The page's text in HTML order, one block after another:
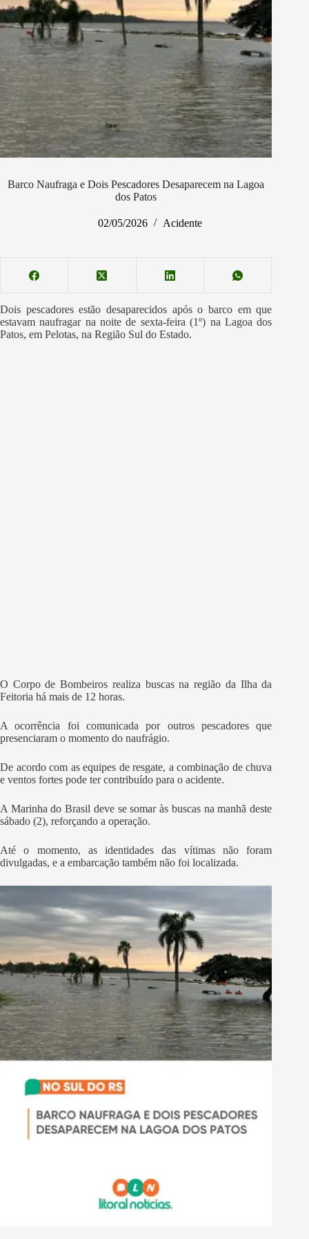
Barco Naufraga e Dois Pescadores Desaparecem na Lagoa
dos Patos
02/05/2026 Acidente
Dois pescadores estão desaparecidos após o barco em que
estavam naufragar na noite de sexta-feira (1º) na Lagoa dos
Patos, em Pelotas, na Região Sul do Estado.
O Corpo de Bombeiros realiza buscas na região da Ilha da
Feitoria há mais de 12 horas.
A ocorrência foi comunicada por outros pescadores que
presenciaram o momento do naufrágio.
De acordo com as equipes de resgate, a combinação de chuva
e ventos fortes pode ter contribuído para o acidente.
A Marinha do Brasil deve se somar às buscas na manhã deste
sábado (2), reforçando a operação.
Até o momento, as identidades das vítimas não foram
divulgadas, e a embarcação também não foi localizada.